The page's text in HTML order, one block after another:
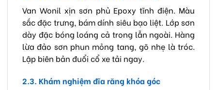
Van Wonil xịn sơn phủ Epoxy tĩnh điện. Màu
sắc đặc trưng, bám dính siêu bạo liệt. Lớp sơn
dày đặc bóng loáng cả trong lẫn ngoài. Hàng
lừa đảo sơn phun mỏng tang, gõ nhẹ là tróc.
Lập biên bản đuổi cổ xe tải ngay.
2.3. Khám nghiệm đĩa răng khóa góc